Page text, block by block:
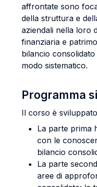
affrontate sono
della struttura e
aziendali nella loro
finanziaria e
bilancio
modo sistematico.
Programma
Il corso è
La parte prima
con le
bilancio
La parte
aree di